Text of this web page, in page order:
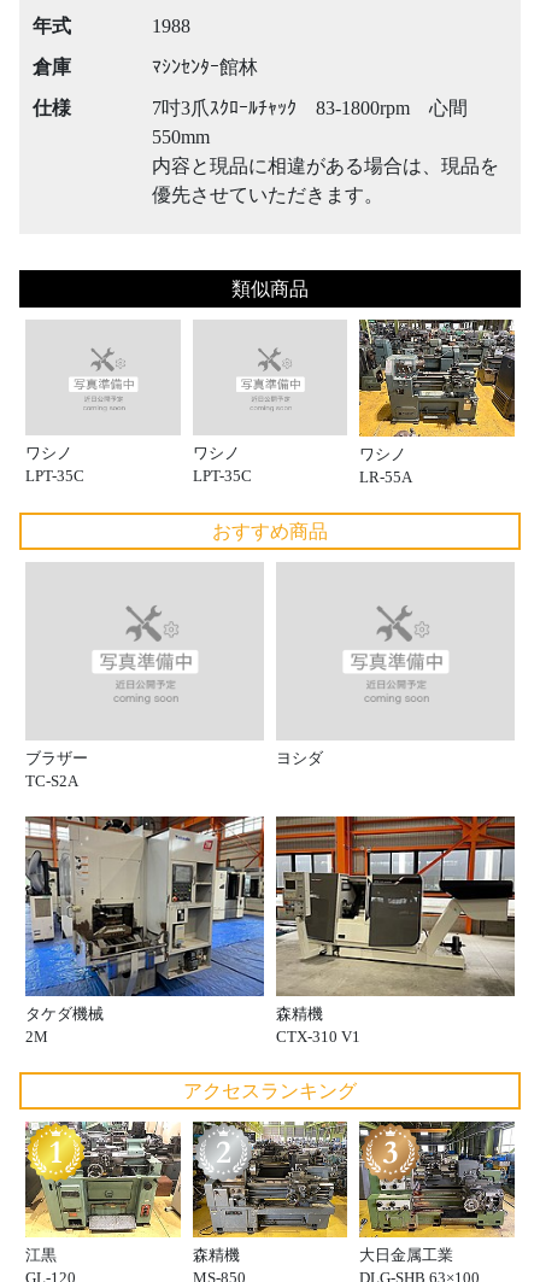
年式
1988
倉庫
ﾏｼﾝｾﾝﾀｰ館林
仕様
7吋3爪ｽｸﾛｰﾙﾁｬｯｸ 83-1800rpm 心間
550mm
内容と現品に相違がある場合は、現品を
優先させていただきます。
類似商品
ワシノ
LPT-35C
ワシノ
LPT-35C
ワシノ
LR-55A
おすすめ商品
ブラザー
TC-S2A
ヨシダ
タケダ機械
2M
森精機
CTX-310 V1
アクセスランキング
江黒
GL-120
森精機
MS-850
大日金属工業
DLG-SHB 63×100